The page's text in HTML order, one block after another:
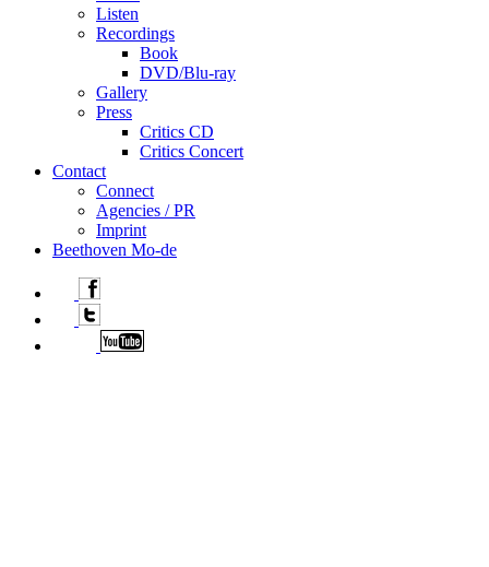
Listen
Recordings
Book
DVD/Blu-ray
Gallery
Press
Critics CD
Critics Concert
Contact
Connect
Agencies / PR
Imprint
Beethoven Mo-de